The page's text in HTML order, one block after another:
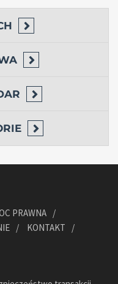
PRAWNA
KONTAKT